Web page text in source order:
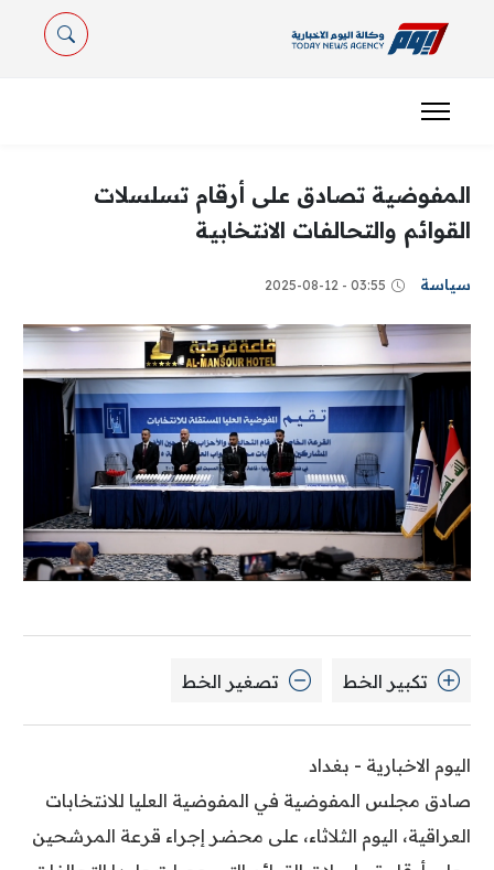
المفوضية تصادق على أرقام تسلسلات
القوائم والتحالفات الانتخابية
سياسة 03:55 - 2025-08-12
تكبير الخط تصغير الخط
اليوم الاخبارية - بغداد
صادق مجلس المفوضية في المفوضية العليا للانتخابات
العراقية، اليوم الثلاثاء، على محضر إجراء قرعة المرشحين